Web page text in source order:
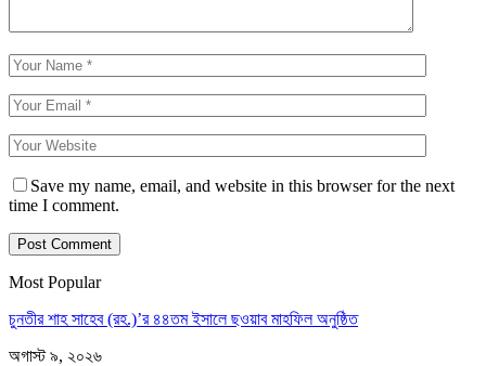
Save my name, email, and website in this browser for the next
time I comment.
Most Popular
চুনতীর শাহ সাহেব (রহ.)’র ৪৪তম ইসালে ছওয়াব মাহফিল অনুষ্ঠিত
অগাস্ট ৯, ২০২৬